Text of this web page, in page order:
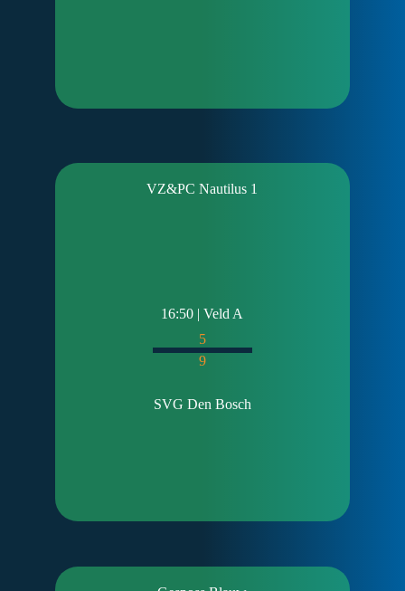
VZ&PC Nautilus 1
16:50 | Veld A
5
9
SVG Den Bosch